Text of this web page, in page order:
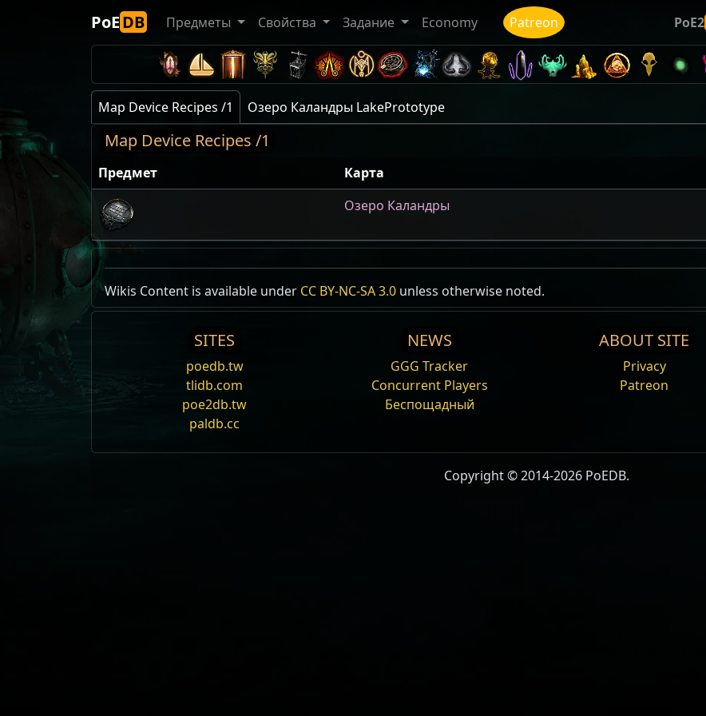
PoEDB Предметы Свойства Задание Economy Patreon PoE2
Map Device Recipes /1 Озеро Каландры LakePrototype
Map Device Recipes /1
Предмет Карта
Озеро Каландры
Озеро Каландры
1
map monster no map drops [1]
The Lake of Kalandra
Имя
Показывать полное описание
Wikis Content is available under CC BY-NC-SA 3.0 unless otherwise noted.
SITES
poedb.tw
tlidb.com
poe2db.tw
paldb.cc
NEWS
GGG Tracker
Concurrent Players
Беспощадный
ABOUT SITE
Privacy
Patreon
Copyright © 2014-2026 PoEDB.